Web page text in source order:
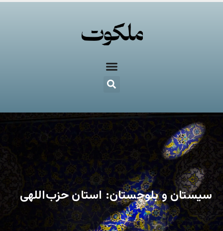
سیستان و بلوچستان: استان حزب‌اللهی